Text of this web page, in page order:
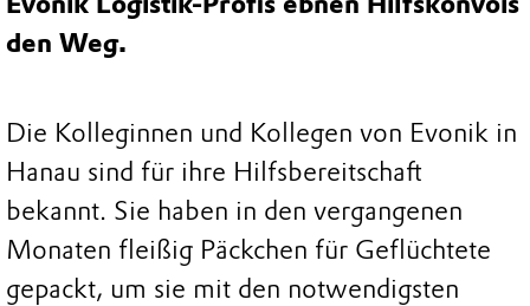
den Weg.
Die Kolleginnen und Kollegen von Evonik in
Hanau sind für ihre Hilfsbereitschaft
bekannt. Sie haben in den vergangenen
Monaten fleißig Päckchen für Geflüchtete
gepackt, um sie mit den notwendigsten